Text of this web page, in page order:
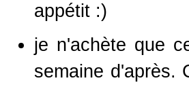
appétit :)
je n'achète que
semaine d'après.